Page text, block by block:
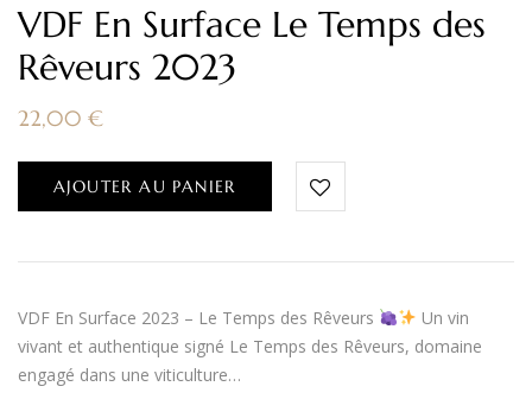
VDF En Surface Le Temps des
Rêveurs 2023
22,00 €
AJOUTER AU PANIER
VDF En Surface 2023 – Le Temps des Rêveurs
Un vin
vivant et authentique signé Le Temps des Rêveurs, domaine
engagé dans une viticulture…